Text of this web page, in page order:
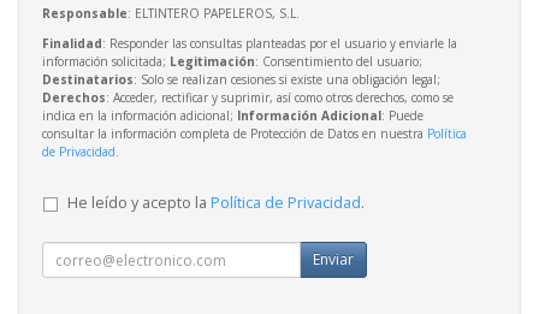
Responsable: ELTINTERO PAPELEROS, S.L.
Finalidad: Responder las consultas planteadas por el usuario y enviarle la
información solicitada; Legitimación: Consentimiento del usuario;
Destinatarios: Solo se realizan cesiones si existe una obligación legal;
Derechos: Acceder, rectificar y suprimir, así como otros derechos, como se
indica en la información adicional; Información Adicional: Puede
consultar la información completa de Protección de Datos en nuestra Política
de Privacidad.
He leído y acepto la Política de Privacidad.
Enviar